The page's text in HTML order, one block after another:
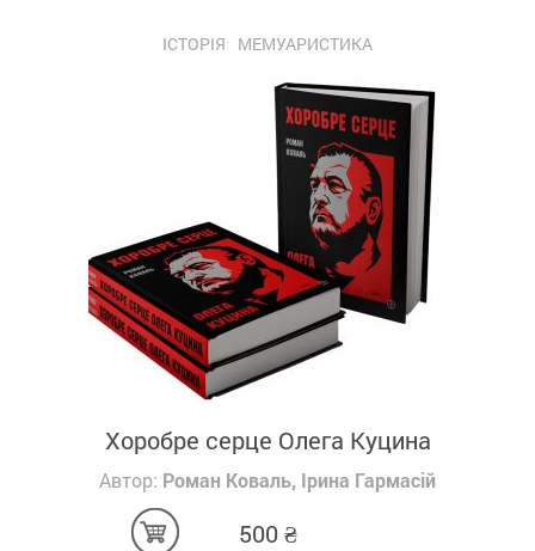
ІСТОРІЯ МЕМУАРИСТИКА
Хоробре серце Олега Куцина
Автор: Роман Коваль, Ірина Гармасій
500 ₴